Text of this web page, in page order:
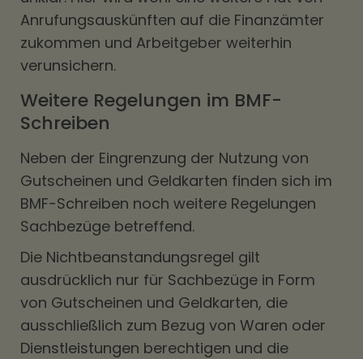
Anrufungsauskünften auf die Finanzämter
zukommen und Arbeitgeber weiterhin
verunsichern.
Weitere Regelungen im BMF-
Schreiben
Neben der Eingrenzung der Nutzung von
Gutscheinen und Geldkarten finden sich im
BMF-Schreiben noch weitere Regelungen
Sachbezüge betreffend.
Die Nichtbeanstandungsregel gilt
ausdrücklich nur für Sachbezüge in Form
von Gutscheinen und Geldkarten, die
ausschließlich zum Bezug von Waren oder
Dienstleistungen berechtigen und die